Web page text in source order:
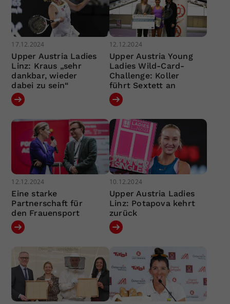
17.12.2024
Upper Austria Ladies
Linz: Kraus „sehr
dankbar, wieder
dabei zu sein“
12.12.2024
Upper Austria Young
Ladies Wild-Card-
Challenge: Koller
führt Sextett an
12.12.2024
Eine starke
Partnerschaft für
den Frauensport
10.12.2024
Upper Austria Ladies
Linz: Potapova kehrt
zurück